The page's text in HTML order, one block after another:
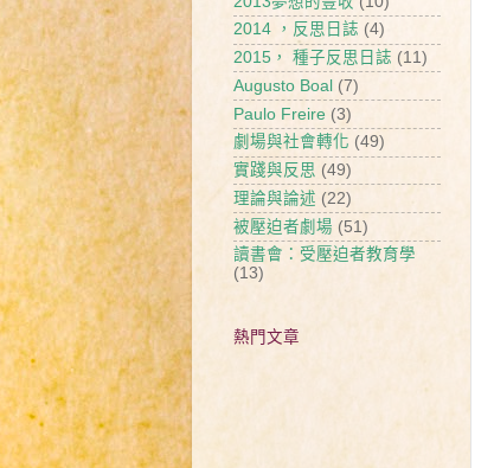
2014 ，反思日誌 (4)
2015， 種子反思日誌 (11)
Augusto Boal (7)
Paulo Freire (3)
劇場與社會轉化 (49)
實踐與反思 (49)
理論與論述 (22)
被壓迫者劇場 (51)
讀書會：受壓迫者教育學
(13)
熱門文章